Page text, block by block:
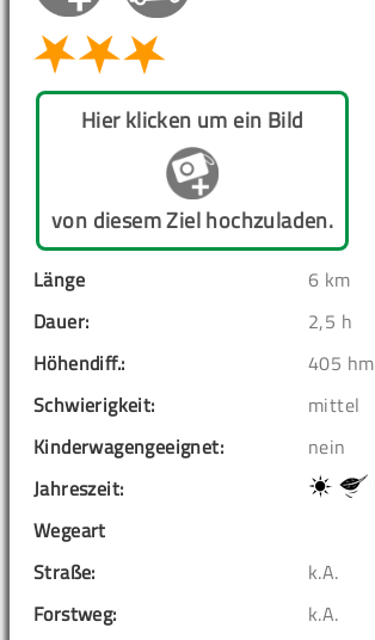
Hier klicken um ein Bild
von diesem Ziel hochzuladen.
Länge
6 km
Dauer:
2,5 h
Höhendiff.:
405 hm
Schwierigkeit:
mittel
Kinderwagengeeignet:
nein
Jahreszeit:
Wegeart
Straße:
k.A.
Forstweg:
k.A.